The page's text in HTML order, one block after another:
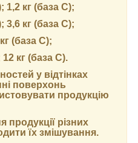
1,2 кг (база С);
3,6 кг (база C);
(база С);
кг (база С).
у відтінках
поверхонь
продукцію
продукції різних
їх змішування.